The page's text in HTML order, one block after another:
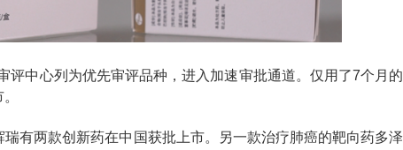
评中心列为优先审评品种，进入加速审批通道。仅用了7个月的
有两款创新药在中国获批上市。另一款治疗肺癌的靶向药多泽